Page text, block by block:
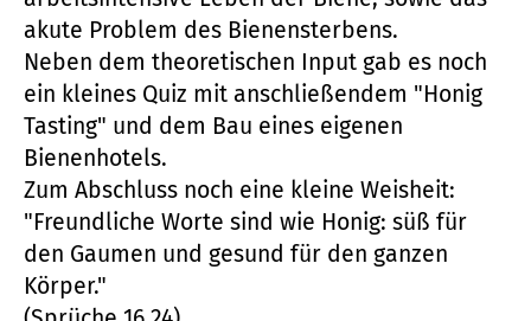
ein kleines Quiz mit anschließendem "Honig
Tasting" und dem Bau eines eigenen
Bienenhotels.
Zum Abschluss noch eine kleine Weisheit:
"Freundliche Worte sind wie Honig: süß für
den Gaumen und gesund für den ganzen
Körper."
(Sprüche 16,24)